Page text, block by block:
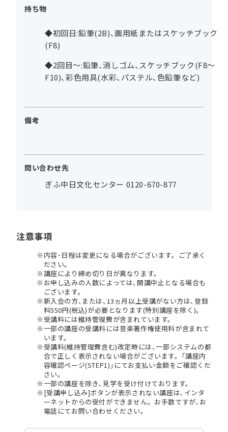
持ち物
◆初回日:鉛筆(2B)、画用紙またはスケッチブック
(F8)
◆2回目～:鉛筆、消しゴム、スケッチブック(F8～
F10)、彩色用具(水彩、パステル、色鉛筆など)
備考
問い合わせ先
ぎふ中日文化センター 0120-670-877
注意事項
内容･日程は変更になる場合がございます。ご了承く
ださい。
講座により締め切り日が異なります。
お申し込みの人数によっては､開講中止となる場合も
ございます。
新入会の方､または､13ヵ月以上受講がない方は､登録
料550円(税込)が必要となります(特別講座を除く)。
受講料には維持管理費が含まれています。
一部の講座の受講料には音楽著作権使用料が含まれて
います。
受講料(維持管理費含む)改定時には､一部システムの都
合で正しく表示されない場合がございます。｢講座内
容確認ページ(STEP1)｣にてお支払い金額をご確認くだ
さい。
一部の講座を除き､見学を受け付けております。
[受講申し込み]ボタンが表示されない講座は､インタ
ーネットからの受付ができません。お手数ですが､お
電話にてお問い合わせください。